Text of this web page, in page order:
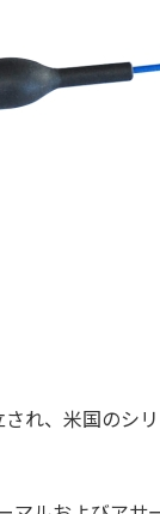
され、米国のシ